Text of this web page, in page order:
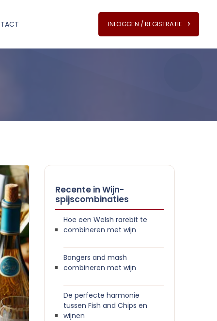
INLOGGEN / REGISTRATIE
Recente in Wijn-
spijscombinaties
Hoe een Welsh rarebit te
combineren met wijn
Bangers and mash
combineren met wijn
De perfecte harmonie
tussen Fish and Chips en
wijnen